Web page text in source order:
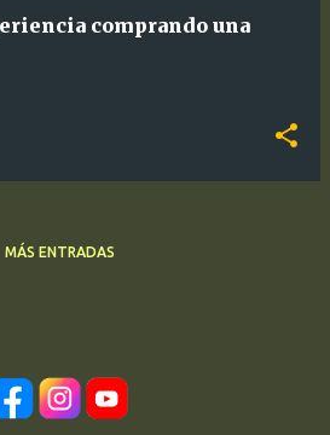
comprando una
MÁS ENTRADAS